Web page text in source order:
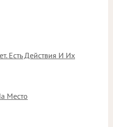
Есть Действия И Их
Место